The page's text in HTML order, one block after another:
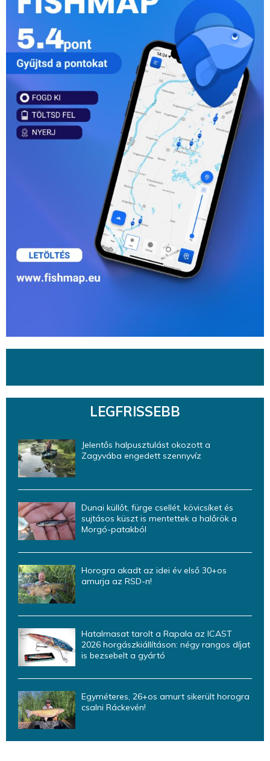
LEGFRISSEBB
Jelentős halpusztulást okozott a
Zagyvába engedett szennyvíz
Dunai küllőt, fürge csellét, kövicsíket és
sujtásos küszt is mentettek a halőrök a
Morgó-patakból
Horogra akadt az idei év első 30+os
amurja az RSD-n!
Hatalmasat tarolt a Rapala az ICAST
2026 horgászkiállításon: négy rangos díjat
is bezsebelt a gyártó
Egyméteres, 26+os amurt sikerült horogra
csalni Ráckevén!